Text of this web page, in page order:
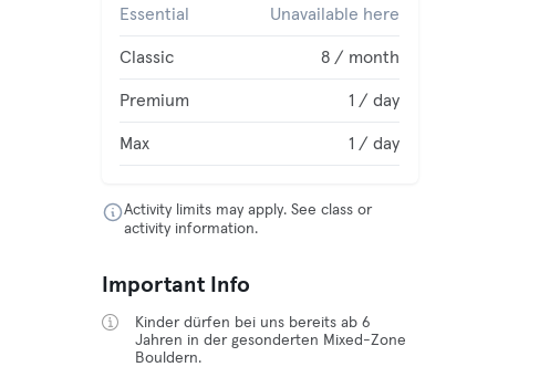
Essential Unavailable here
Classic 8 / month
Premium 1 / day
Max 1 / day
Activity limits may apply. See class or
activity information.
Important Info
Kinder dürfen bei uns bereits ab 6
Jahren in der gesonderten Mixed-Zone
Bouldern.